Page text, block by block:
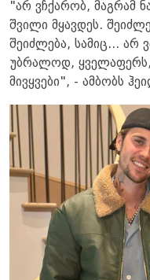
"არ ვჩქარობ, მაგრამ
შვილი მყავდეს.
შეიძლება, სამიც... არ
უბრალოდ, ყველაფერს,
მივყვები", - ამბობს